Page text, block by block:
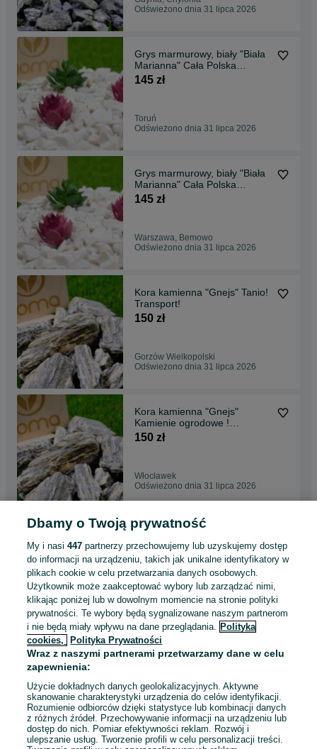
Odświeżono dnia 31 lipca 2026
Grys marmurowy, biały "Biała
Marianna" Cała Polska
!Transport! Tanio!
145 zł
Toruń
Odświeżono dnia 31 lipca 2026
Grys marmurowy, biały "Biała
Marianna" Cała Polska
!Transport! Tanio!
145 zł
Warszawa, Bemowo
Odświeżono dnia 31 lipca 2026
Kora kamienna "Gnejs" Tanio!
Transport!
150 zł
Gorzów Wielkopolski
Odświeżono dnia 31 lipca 2026
Kora kamienna "Gnejs"
Kamienie ogrodowe !
Transport ! Tanio !
150 zł
Włocławek
Odświeżono dnia 31 lipca 2026
Grys granitowy Granit Kamień
na podjazd parking ogród
Transport Tanio
63 zł
Chojnice
Odświeżono dnia 31 lipca 2026
Grys marmurowy, biały "Biała
Marianna" Cała Polska
Gorzów Wielkopolski
Odświeżono dnia 31 lipca 2026
Dbamy o Twoją prywatność
My i nasi447 partnerzy przechowujemy lub uzyskujemy dostęp
do informacji na urządzeniu, takich jak unikalne identyfikatory w
plikach cookie w celu przetwarzania danych osobowych.
Użytkownik może zaakceptować wybory lub zarządzać nimi,
klikając poniżej lub w dowolnym momencie na stronie polityki
prywatności. Te wybory będą sygnalizowane naszym partnerom
i nie będą miały wpływu na dane przeglądania. Polityka
cookies,
Polityka Prywatności
Wraz z naszymi partnerami przetwarzamy dane w celu
zapewnienia:
Użycie dokładnych danych geolokalizacyjnych. Aktywne
skanowanie charakterystyki urządzenia do celów identyfikacji.
Rozumienie odbiorców dzięki statystyce lub kombinacji danych
z różnych źródeł. Przechowywanie informacji na urządzeniu lub
dostęp do nich. Pomiar efektywności reklam. Rozwój i
ulepszanie usług. Tworzenie profili w celu personalizacji treści.